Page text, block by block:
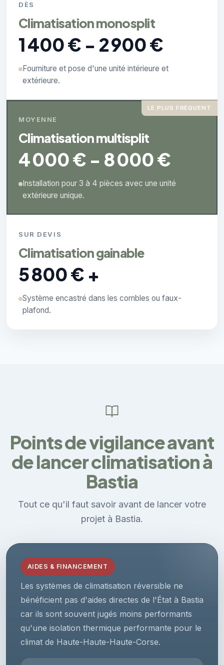
DÈS
Climatisation monosplit
1 400 € - 2 900 €
Fourniture et pose d'une unité intérieure et
extérieure.
LE PLUS FRÉQUENT
MOYENNE
Climatisation multisplit
4 000 € - 8 000 €
Installation pour 3 à 4 pièces avec une unité
extérieure unique.
SUR DEVIS
Climatisation gainable
5 800 € +
Système encastré dans les combles ou faux-
plafond.
Points de vigilance avant
de lancer climatisation à
Bastia
Tout ce qu'il faut savoir avant de lancer votre
projet à Bastia.
AIDES & FINANCEMENT
Les systèmes de climatisation réversible ne
bénéficient pas d'aides directes de l'État à Bastia
car ils sont souvent jugés moins performants
qu'une isolation thermique performante pour le
climat de Haute-Haute-Haute-Corse.